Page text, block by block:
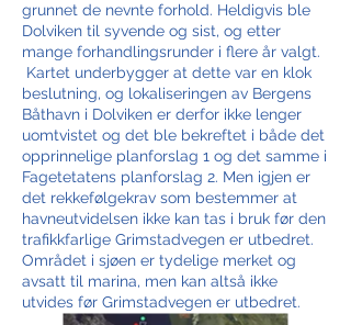
grunnet de nevnte forhold. Heldigvis ble
Dolviken til syvende og sist, og etter
mange forhandlingsrunder i flere år valgt.
Kartet underbygger at dette var en klok
beslutning, og lokaliseringen av Bergens
Båthavn i Dolviken er derfor ikke lenger
uomtvistet og det ble bekreftet i både det
opprinnelige planforslag 1 og det samme i
Fagetetatens planforslag 2. Men igjen er
det rekkefølgekrav som bestemmer at
havneutvidelsen ikke kan tas i bruk før den
trafikkfarlige Grimstadvegen er utbedret.
Området i sjøen er tydelige merket og
avsatt til marina, men kan altså ikke
utvides før Grimstadvegen er utbedret.